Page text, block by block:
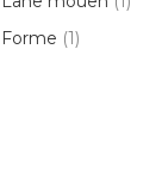
Forme (1)